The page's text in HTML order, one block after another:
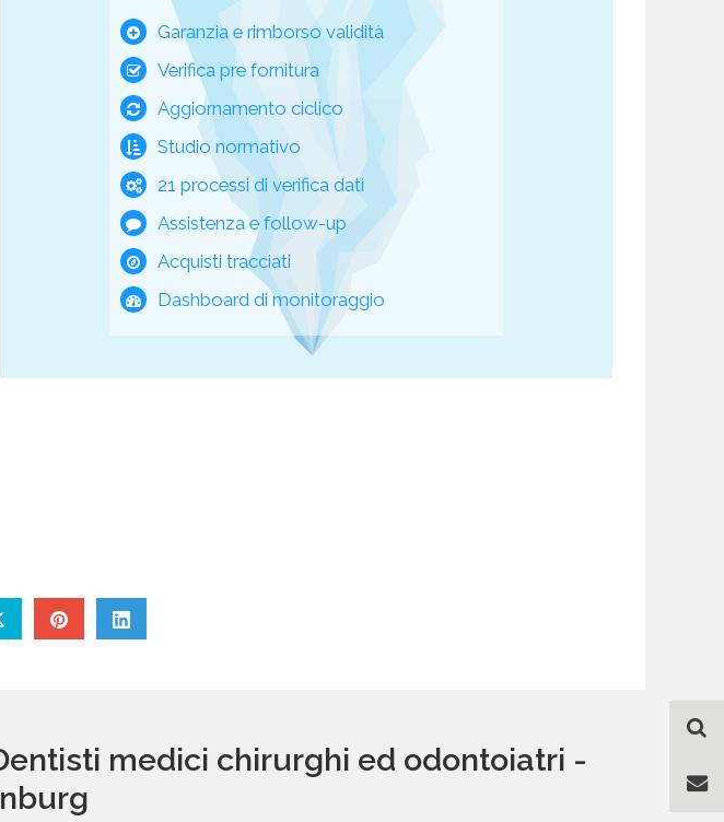
Garanzia e rimborso validità
Verifica pre fornitura
Aggiornamento ciclico
Studio normativo
21 processi di verifica dati
Assistenza e follow-up
Acquisti tracciati
Dashboard di monitoraggio
medici chirurghi ed odontoiatri -